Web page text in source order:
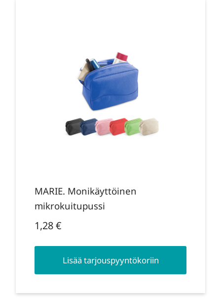
MARIE. Monikäyttöinen
mikrokuitupussi
1,28€
Lisää tarjouspyyntökoriin